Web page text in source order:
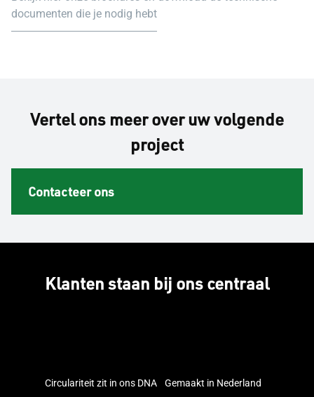
afwerkingen zijn eveneens beschikbaar. ▬ Accessoires
documenten die je nodig hebt
Vertel ons meer over uw volgende
project
Contacteer ons
Klanten staan bij ons centraal
Circulariteit zit in ons DNA Gemaakt in Nederland